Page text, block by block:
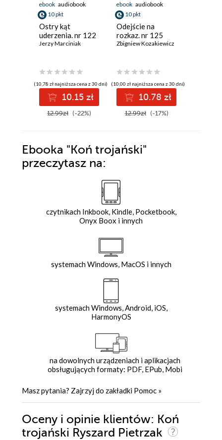
ebook audiobook
10 pkt
Ostry kąt
uderzenia. nr 122
Jerzy Marciniak
(10,78 zł najniższa cena z 30 dni)
10.15 zł
12.99zł (-22%)
ebook audiobook
10 pkt
Odejście na
rozkaz. nr 125
Zbigniew Kozakiewicz
(10,00 zł najniższa cena z 30 dni)
10.78 zł
12.99zł (-17%)
Ebooka "Koń trojański"
przeczytasz na:
czytnikach Inkbook, Kindle, Pocketbook,
Onyx Boox i innych
systemach Windows, MacOS i innych
systemach Windows, Android, iOS,
HarmonyOS
na dowolnych urządzeniach i aplikacjach
obsługujących formaty: PDF, EPub, Mobi
Masz pytania? Zajrzyj do zakładki Pomoc »
Oceny i opinie klientów: Koń
trojański Ryszard Pietrzak